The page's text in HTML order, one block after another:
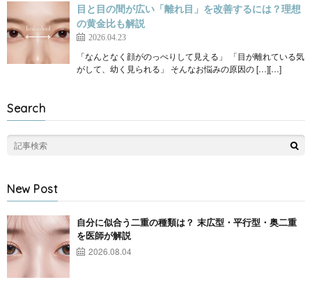
目と目の間が広い「離れ目」を改善するには？理想
の黄金比も解説
2026.04.23
「なんとなく顔がのっぺりして見える」 「目が離れている気
がして、幼く見られる」 そんなお悩みの原因の […][…]
Search
New Post
自分に似合う二重の種類は？ 末広型・平行型・奥二重
を医師が解説
2026.08.04